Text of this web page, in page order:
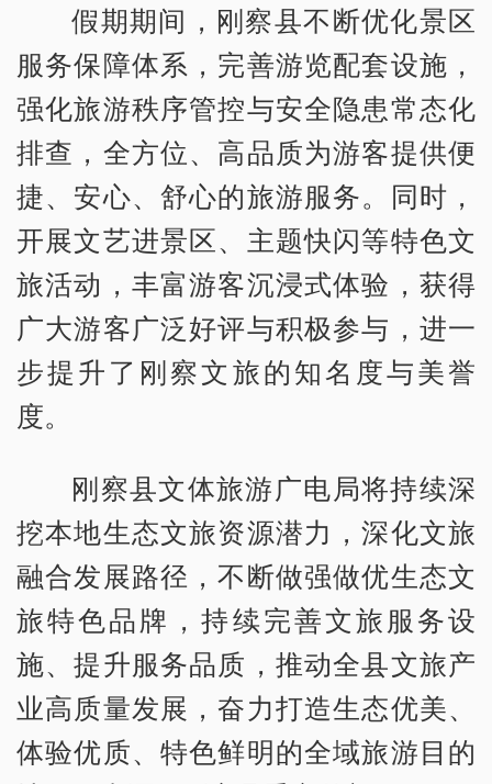
假期期间，刚察县不断优化景区
服务保障体系，完善游览配套设施，
强化旅游秩序管控与安全隐患常态化
排查，全方位、高品质为游客提供便
捷、安心、舒心的旅游服务。同时，
开展文艺进景区、主题快闪等特色文
旅活动，丰富游客沉浸式体验，获得
广大游客广泛好评与积极参与，进一
步提升了刚察文旅的知名度与美誉
度。
刚察县文体旅游广电局将持续深
挖本地生态文旅资源潜力，深化文旅
融合发展路径，不断做强做优生态文
旅特色品牌，持续完善文旅服务设
施、提升服务品质，推动全县文旅产
业高质量发展，奋力打造生态优美、
体验优质、特色鲜明的全域旅游目的